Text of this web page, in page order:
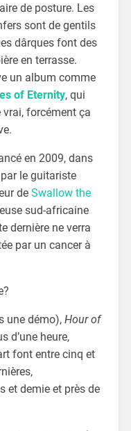
de posture. Les
sont de gentils
dârques font des
en terrasse.
un album comme
of Eternity, qui
vrai, forcément ça
en 2009, dans
le guitariste
de Swallow the
sud-africaine
dernière ne verra
par un cancer à
une démo), Hour of
d’une heure,
font entre cinq et
et demie et près de